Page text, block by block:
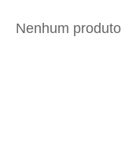
Nenhum